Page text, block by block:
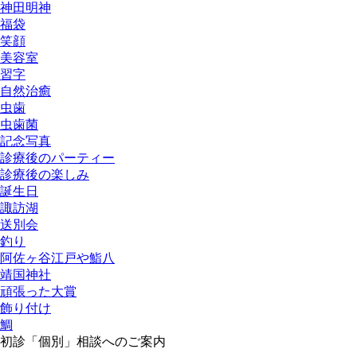
神田明神
福袋
笑顔
美容室
習字
自然治癒
虫歯
虫歯菌
記念写真
診療後のパーティー
診療後の楽しみ
誕生日
諏訪湖
送別会
釣り
阿佐ヶ谷江戸や鮨八
靖国神社
頑張った大賞
飾り付け
鯛
初診「個別」相談へのご案内